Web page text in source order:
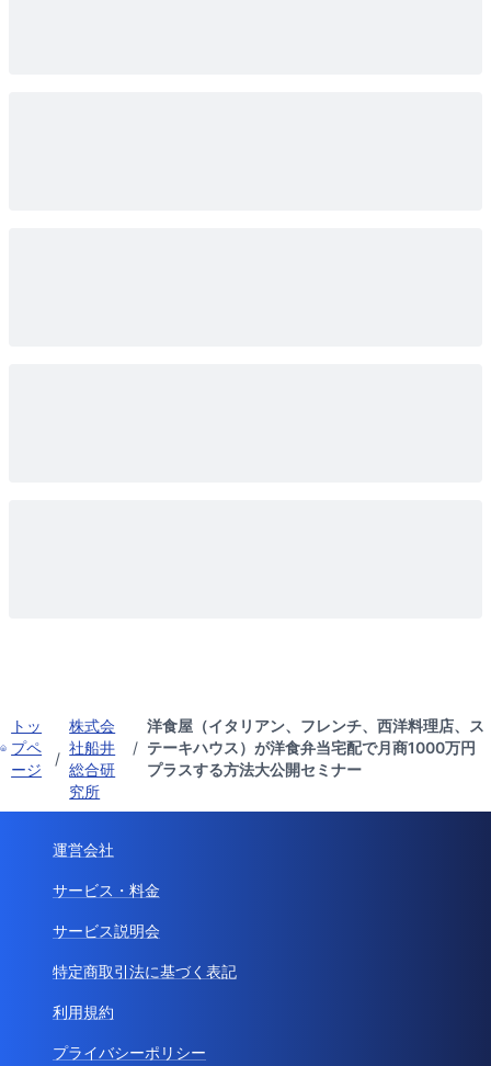
トッ
プペ
ージ
/
株式会
社船井
総合研
究所
/
洋食屋（イタリアン、フレンチ、西洋料理店、ス
テーキハウス）が洋食弁当宅配で月商1000万円
プラスする方法大公開セミナー
運営会社
サービス・料金
サービス説明会
特定商取引法に基づく表記
利用規約
プライバシーポリシー